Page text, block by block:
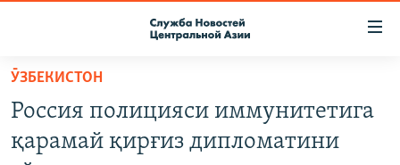
Вернуться
основному
содержанию
Вернутся
КОНТАКТЫ
ӮЗБЕКИСТОН
Россия полицияси иммунитетига
қарамай қирғиз дипломатини